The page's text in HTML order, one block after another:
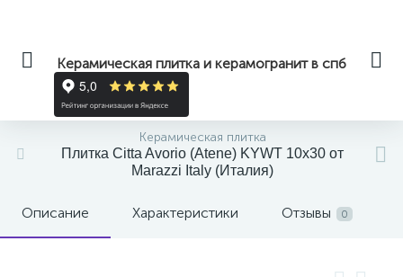
Керамическая плитка и керамогранит в спб
Керамическая плитка
Плитка Citta Avorio (Atene) KYWT 10x30 от
Marazzi Italy (Италия)
Описание Характеристики Отзывы 0